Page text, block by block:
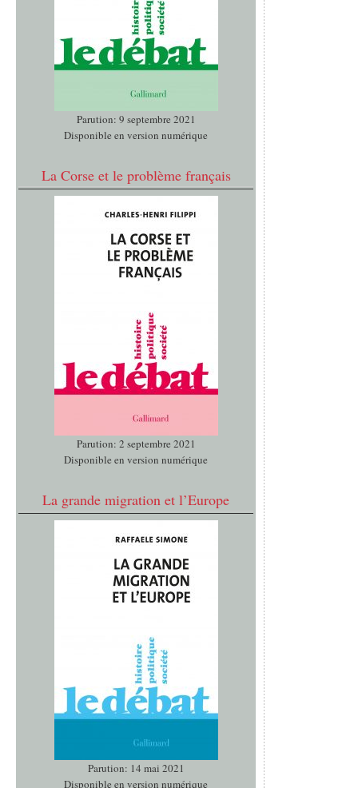
Parution: 9 septembre 2021
Disponible en version numérique
La Corse et le problème français
Parution: 2 septembre 2021
Disponible en version numérique
La grande migration et l’Europe
Parution: 14 mai 2021
Disponible en version numérique